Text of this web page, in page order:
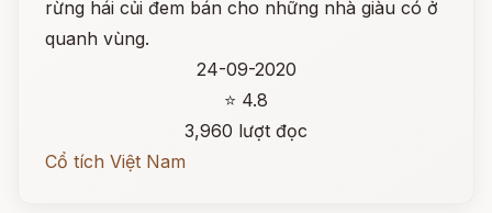
rừng hái củi đem bán cho những nhà giàu có ở
quanh vùng.
24-09-2020
⭐ 4.8
3,960 lượt đọc
Cổ tích Việt Nam